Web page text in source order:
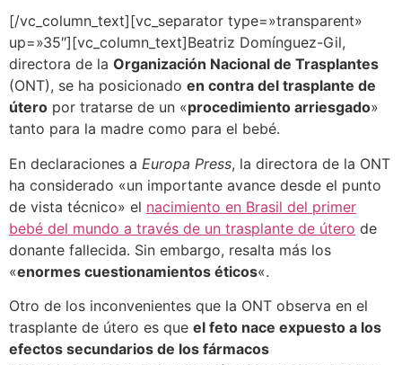
[/vc_column_text][vc_separator type=»transparent»
up=»35″][vc_column_text]Beatriz Domínguez-Gil,
directora de la Organización Nacional de Trasplantes
(ONT), se ha posicionado en contra del trasplante de
útero por tratarse de un «procedimiento arriesgado»
tanto para la madre como para el bebé.
En declaraciones a Europa Press, la directora de la ONT
ha considerado «un importante avance desde el punto
de vista técnico» el nacimiento en Brasil del primer
bebé del mundo a través de un trasplante de útero de
donante fallecida. Sin embargo, resalta más los
«enormes cuestionamientos éticos«.
Otro de los inconvenientes que la ONT observa en el
trasplante de útero es que el feto nace expuesto a los
efectos secundarios de los fármacos